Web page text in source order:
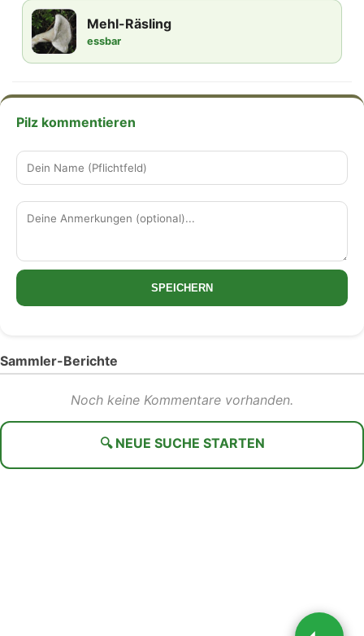
Mehl-Räsling
essbar
Pilz kommentieren
SPEICHERN
Sammler-Berichte
Noch keine Kommentare vorhanden.
🔍 NEUE SUCHE STARTEN